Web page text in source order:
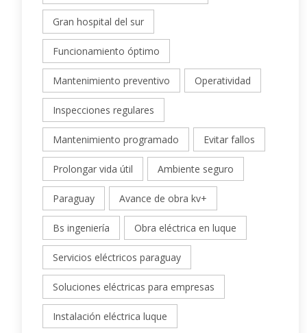
Gran hospital del sur
Funcionamiento óptimo
Mantenimiento preventivo Operatividad
Inspecciones regulares
Mantenimiento programado Evitar fallos
Prolongar vida útil Ambiente seguro
Paraguay Avance de obra kv+
Bs ingeniería Obra eléctrica en luque
Servicios eléctricos paraguay
Soluciones eléctricas para empresas
Instalación eléctrica luque